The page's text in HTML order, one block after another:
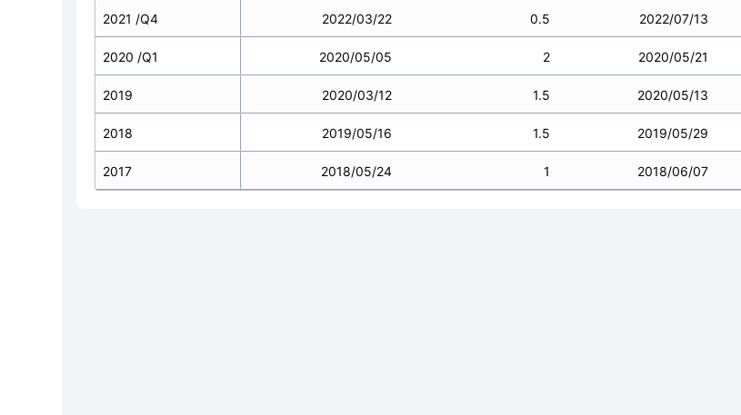
2021 /Q4
2020 /Q1
2019
2018
2017
2022/03/22 0.5 2022/07/13
2020/05/05 2 2020/05/21
2020/03/12 1.5 2020/05/13
2019/05/16 1.5 2019/05/29
2018/05/24 1 2018/06/07